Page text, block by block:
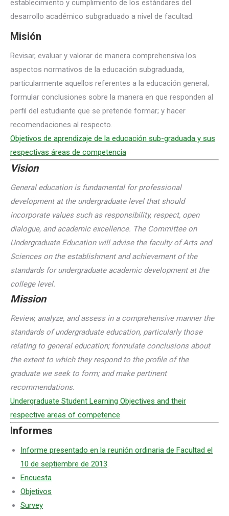
establecimiento y cumplimiento de los estándares del
desarrollo académico subgraduado a nivel de facultad.
Misión
Revisar, evaluar y valorar de manera comprehensiva los
aspectos normativos de la educación subgraduada,
particularmente aquellos referentes a la educación general;
formular conclusiones sobre la manera en que responden al
perfil del estudiante que se pretende formar; y hacer
recomendaciones al respecto.
Objetivos de aprendizaje de la educación sub-graduada y sus
respectivas áreas de competencia
Vision
General education is fundamental for professional
development at the undergraduate level that should
incorporate values such as responsibility, respect, open
dialogue, and academic excellence. The Committee on
Undergraduate Education will advise the faculty of Arts and
Sciences on the establishment and achievement of the
standards for undergraduate academic development at the
college level.
Mission
Review, analyze, and assess in a comprehensive manner the
standards of undergraduate education, particularly those
relating to general education; formulate conclusions about
the extent to which they respond to the profile of the
graduate we seek to form; and make pertinent
recommendations.
Undergraduate Student Learning Objectives and their
respective areas of competence
Informes
Informe presentado en la reunión ordinaria de Facultad el
10 de septiembre de 2013.
Encuesta
Objetivos
Survey